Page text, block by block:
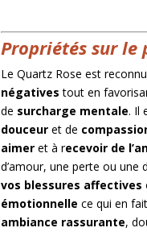
Propriétés sur
Le Quartz Rose est
négatives tout en
de surcharge mentale. Il
douceur et de
aimer et à recevoir de
d’amour, une perte ou une
vos blessures affectives
émotionnelle ce qui en
ambiance rassurante,